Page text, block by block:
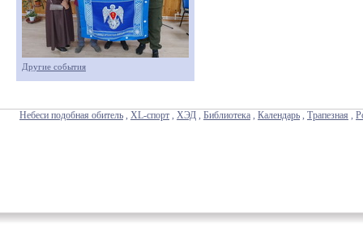
Другие события
Небеси подобная обитель , XL-спорт , ХЭД , Библиотека , Календарь , Трапезная ,